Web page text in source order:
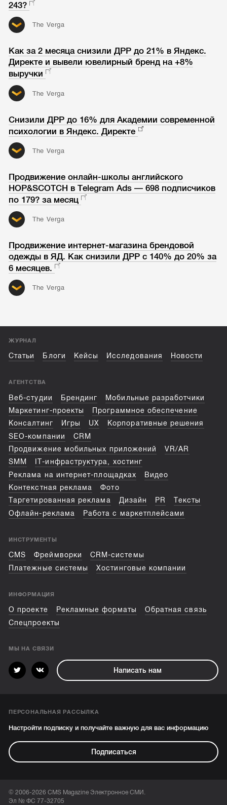
243?
The Verga
Как за 2 месяца снизили ДРР до 21% в Яндекс.
Директе и вывели ювелирный бренд на +8%
выручки
The Verga
Снизили ДРР до 16% для Академии современной
психологии в Яндекс. Директе
The Verga
Продвижение онлайн-школы английского
HOP&SCOTCH в Telegram Ads — 698 подписчиков
по 179? за месяц
The Verga
Продвижение интернет-магазина брендовой
одежды в ЯД. Как снизили ДРР с 140% до 20% за
6 месяцев.
The Verga
ЖУРНАЛ
Статьи Блоги Кейсы Исследования Новости
АГЕНТСТВА
Веб-студии Брендинг
Мобильные разработчики
Маркетинг-проекты
Программное обеспечение
Консалтинг
Игры UX
Корпоративные решения
SEO-компании
CRM
Продвижение мобильных приложений
VR/AR
SMM
IT-инфраструктура, хостинг
Реклама на интернет-площадках
Видео
Контекстная реклама
Фото
Таргетированная реклама
Дизайн PR
Тексты
Офлайн-реклама
Работа с маркетплейсами
ИНСТРУМЕНТЫ
CMS Фреймворки
CRM-системы
Платежные системы
Хостинговые компании
ИНФОРМАЦИЯ
О проекте Рекламные форматы
Обратная связь
Спецпроекты
МЫ НА СВЯЗИ
Написать нам
ПЕРСОНАЛЬНАЯ РАССЫЛКА
Настройти подписку и получайте важную для вас информацию
Подписаться
© 2006-2026 CMS Magazine Электронное СМИ.
Эл № ФС 77-32705